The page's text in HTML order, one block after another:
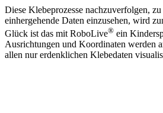
Diese Klebeprozesse nachzuverfolgen,
einhergehende Daten einzusehen, wird
Glück ist das mit RoboLive® ein
Ausrichtungen und Koordinaten werden
allen nur erdenklichen Klebedaten